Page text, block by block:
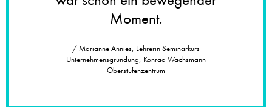
Moment.
/ Marianne Annies, Lehrerin Seminarkurs
Unternehmensgründung, Konrad Wachsmann
Oberstufenzentrum